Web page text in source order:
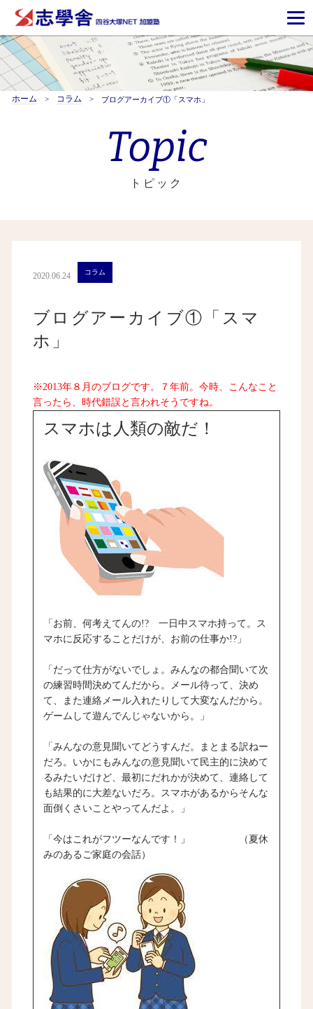
ホーム コラム ブログアーカイブ①「スマホ」
Topic
トピック
2020.06.24 コラム
ブログアーカイブ①「スマ
ホ」
※2013年８月のブログです。７年前。今時、こんなこと
言ったら、時代錯誤と言われそうですね。
スマホは人類の敵だ！
「お前、何考えてんの!? 一日中スマホ持って。ス
マホに反応することだけが、お前の仕事か!?」
「だって仕方がないでしょ。みんなの都合聞いて次
の練習時間決めてんだから。メール待って、決め
て、また連絡メール入れたりして大変なんだから。
ゲームして遊んでんじゃないから。」
「みんなの意見聞いてどうすんだ。まとまる訳ねー
だろ。いかにもみんなの意見聞いて民主的に決めて
るみたいだけど、最初にだれかが決めて、連絡して
も結果的に大差ないだろ。スマホがあるからそんな
面倒くさいことやってんだよ。」
「今はこれがフツーなんです！」 （夏休
みのあるご家庭の会話）